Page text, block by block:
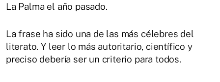
La Palma el año pasado.
La frase ha sido una de las más célebres del
literato. Y leer lo más autoritario, científico y
preciso debería ser un criterio para todos.